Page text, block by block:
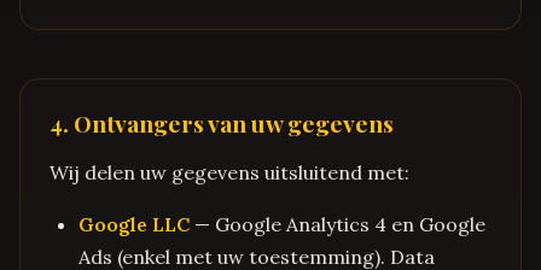
4. Ontvangers van uw gegevens
Wij delen uw gegevens uitsluitend met:
Google LLC — Google Analytics 4 en Google
Ads (enkel met uw toestemming). Data